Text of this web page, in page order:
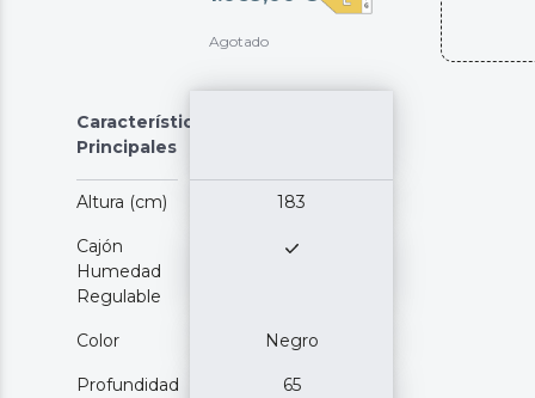
Agotado
Características
Principales
Altura (cm) 183
Cajón
Humedad
Regulable
Color Negro
Profundidad
65